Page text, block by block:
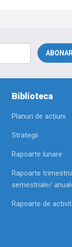
Biblioteca
Planuri de acțiuni
Strategii
Rapoarte lunare
Rapoarte
semestriale/
Rapoarte de